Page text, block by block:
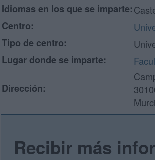
Idiomas en los que se imparte:
Centro:
Tipo de centro:
Lugar donde se imparte:
Dirección:
Recibir más